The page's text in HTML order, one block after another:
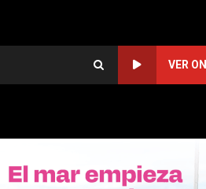
VER